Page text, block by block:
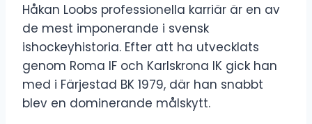
Håkan Loobs professionella karriär är en av
de mest imponerande i svensk
ishockeyhistoria. Efter att ha utvecklats
genom Roma IF och Karlskrona IK gick han
med i Färjestad BK 1979, där han snabbt
blev en dominerande målskytt.